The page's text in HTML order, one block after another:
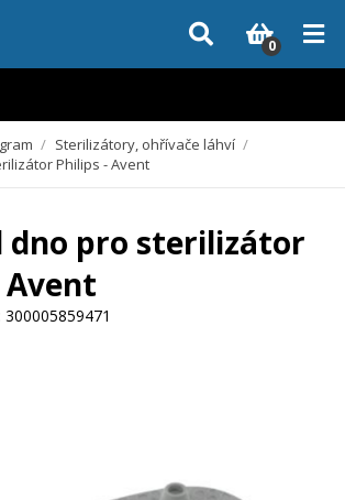
se může dodání dílů, které nejsou skladem,
zpozdit. Děkujeme za pochopení.
0
/ Sterilizátory, ohřívače láhví /
Philips - Avent
dno pro sterilizátor
Avent
300005859471